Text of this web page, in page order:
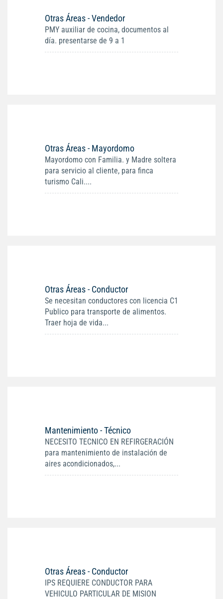
Otras Áreas - Vendedor
PMY auxiliar de cocina, documentos al
día. presentarse de 9 a 1
Otras Áreas - Mayordomo
Mayordomo con Familia. y Madre soltera
para servicio al cliente, para finca
turismo Cali....
Otras Áreas - Conductor
Se necesitan conductores con licencia C1
Publico para transporte de alimentos.
Traer hoja de vida...
Mantenimiento - Técnico
NECESITO TECNICO EN REFIRGERACIÓN
para mantenimiento de instalación de
aires acondicionados,...
Otras Áreas - Conductor
IPS REQUIERE CONDUCTOR PARA
VEHICULO PARTICULAR DE MISION